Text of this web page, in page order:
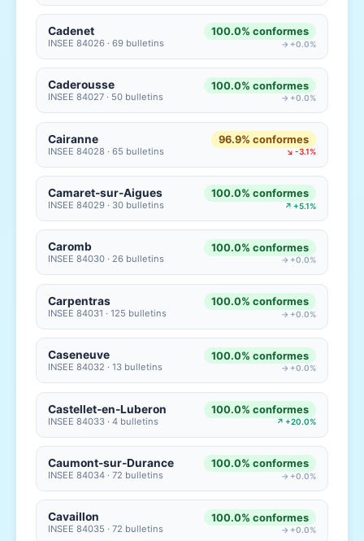
Cadenet
INSEE 84026 · 69 bulletins
100.0% conformes
→ +0.0%
Caderousse
INSEE 84027 · 50 bulletins
100.0% conformes
→ +0.0%
Cairanne
INSEE 84028 · 65 bulletins
96.9% conformes
↘ -3.1%
Camaret-sur-Aigues
INSEE 84029 · 30 bulletins
100.0% conformes
↗ +5.1%
Caromb
INSEE 84030 · 26 bulletins
100.0% conformes
→ +0.0%
Carpentras
INSEE 84031 · 125 bulletins
100.0% conformes
→ +0.0%
Caseneuve
INSEE 84032 · 13 bulletins
100.0% conformes
→ +0.0%
Castellet-en-Luberon
INSEE 84033 · 4 bulletins
100.0% conformes
↗ +20.0%
Caumont-sur-Durance
INSEE 84034 · 72 bulletins
100.0% conformes
→ +0.0%
Cavaillon
INSEE 84035 · 72 bulletins
100.0% conformes
→ +0.0%